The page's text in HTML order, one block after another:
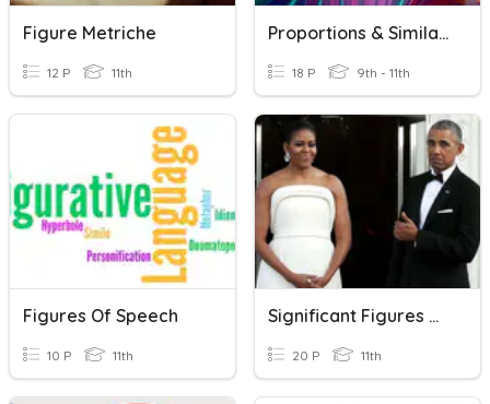
Figure Metriche
12 P 11th
Proportions & Similar Figures
18 P 9th - 11th
Figures Of Speech
10 P 11th
Significant Figures Homework
20 P 11th